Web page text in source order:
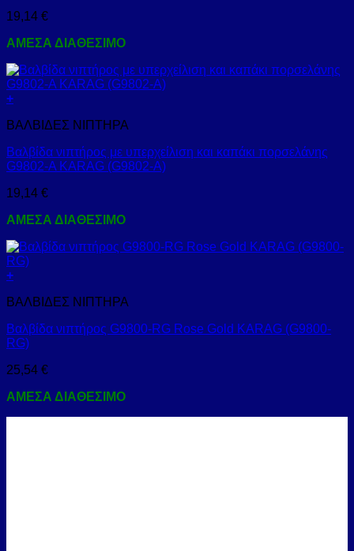
19,14 €
ΑΜΕΣΑ ΔΙΑΘΕΣΙΜΟ
+
ΒΑΛΒΙΔΕΣ ΝΙΠΤΗΡΑ
Βαλβίδα νιπτήρος με υπερχείλιση και καπάκι πορσελάνης
G9802-A KARAG (G9802-A)
19,14 €
ΑΜΕΣΑ ΔΙΑΘΕΣΙΜΟ
+
ΒΑΛΒΙΔΕΣ ΝΙΠΤΗΡΑ
Βαλβίδα νιπτήρος G9800-RG Rose Gold KARAG (G9800-
RG)
25,54 €
ΑΜΕΣΑ ΔΙΑΘΕΣΙΜΟ